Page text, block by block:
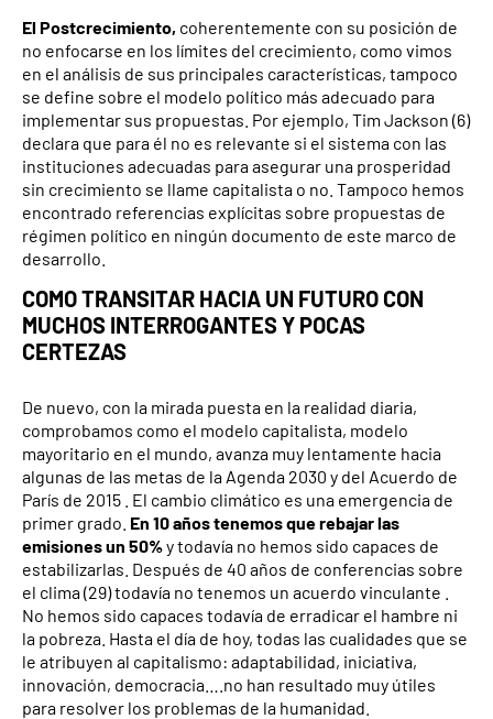
El Postcrecimiento, coherentemente con su posición de
no enfocarse en los límites del crecimiento, como vimos
en el análisis de sus principales características, tampoco
se define sobre el modelo político más adecuado para
implementar sus propuestas. Por ejemplo, Tim Jackson (6)
declara que para él no es relevante si el sistema con las
instituciones adecuadas para asegurar una prosperidad
sin crecimiento se llame capitalista o no. Tampoco hemos
encontrado referencias explícitas sobre propuestas de
régimen político en ningún documento de este marco de
desarrollo.
COMO TRANSITAR HACIA UN FUTURO CON
MUCHOS INTERROGANTES Y POCAS
CERTEZAS
De nuevo, con la mirada puesta en la realidad diaria,
comprobamos como el modelo capitalista, modelo
mayoritario en el mundo, avanza muy lentamente hacia
algunas de las metas de la Agenda 2030 y del Acuerdo de
París de 2015 . El cambio climático es una emergencia de
primer grado. En 10 años tenemos que rebajar las
emisiones un 50%y todavía no hemos sido capaces de
estabilizarlas. Después de 40 años de conferencias sobre
el clima (29) todavía no tenemos un acuerdo vinculante .
No hemos sido capaces todavía de erradicar el hambre ni
la pobreza. Hasta el día de hoy, todas las cualidades que se
le atribuyen al capitalismo: adaptabilidad, iniciativa,
innovación, democracia….no han resultado muy útiles
para resolver los problemas de la humanidad.